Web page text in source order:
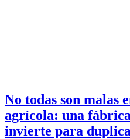
No todas son malas
agrícola: una
invierte para